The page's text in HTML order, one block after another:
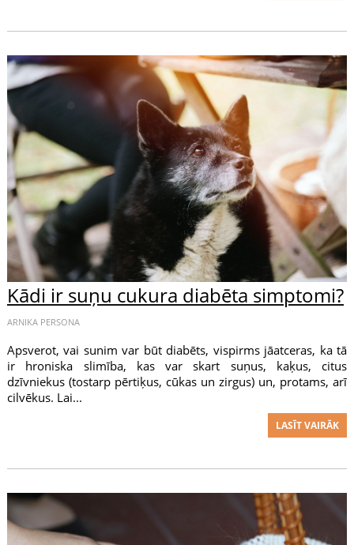
Kādi ir suņu cukura diabēta simptomi?
ARNIKA PERSONA
Apsverot, vai sunim var būt diabēts, vispirms jāatceras, ka tā
ir hroniska slimība, kas var skart suņus, kaķus, citus
dzīvniekus (tostarp pērtiķus, cūkas un zirgus) un, protams, arī
cilvēkus. Lai...
LASĪT VAIRĀK